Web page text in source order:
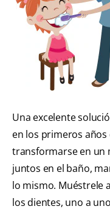
Una excelente
en los primeros
transformarse en un
juntos en el baño,
lo mismo. Muéstrele
los dientes, uno a